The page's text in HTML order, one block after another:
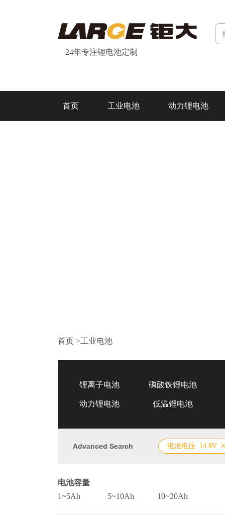
24年专注锂电池定制
首页 工业电池 动力锂电池
首页 >工业电池
锂离子电池 磷酸铁锂电池
动力锂电池 低温锂电池
Advanced Search 电池电压: 14.8V
电池容量
1~5Ah
5~10Ah 10~20Ah